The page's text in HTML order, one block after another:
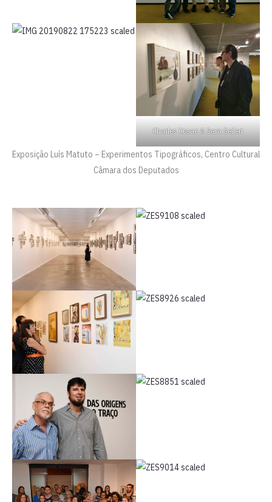
Charles Cosac & Sara Seilert
Exposição Luís Matuto – Experimentos Tipográficos, Centro Cultural
Câmara dos Deputados